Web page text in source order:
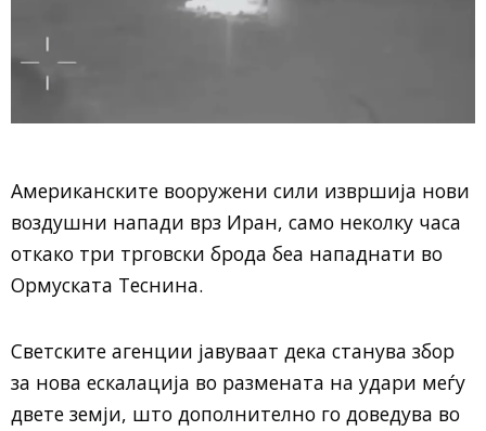
Американските вооружени сили извршија нови
воздушни напади врз Иран, само неколку часа
откако три трговски брода беа нападнати во
Ормуската Теснина.
Светските агенции јавуваат дека станува збор
за нова ескалација во размената на удари меѓу
двете земји, што дополнително го доведува во